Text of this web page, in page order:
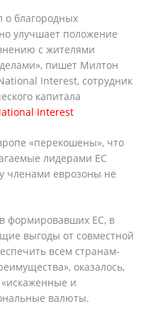
о благородных
улучшает положение
с жителями
пишет Милтон
Interest, сотрудник
капитала
Interest
«перекошены», что
лидерами ЕС
членами еврозоны не
формировавших ЕС, в
выгоды от совместной
всем странам-
оказалось,
и
валюты.